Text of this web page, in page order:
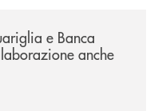
e Banca
anche